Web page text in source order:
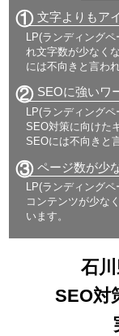
① 文字よりもア
LP(ランディング
れ文字数が少なく
には不向きと言われ
② SEOに強いワ
LP(ランディング
SEO対策に向けた
SEOには不向きと
③ ページ数が少
LP(ランディングペ
コンテンツが少な
います。
石
SEO対